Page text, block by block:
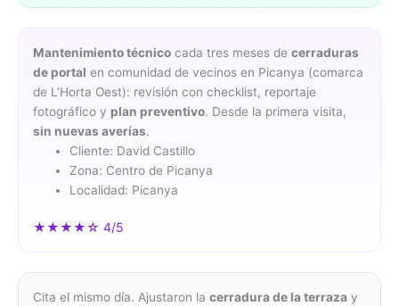
Mantenimiento técnico cada tres meses de cerraduras
de portal en comunidad de vecinos en Picanya (comarca
de L’Horta Oest): revisión con checklist, reportaje
fotográfico y plan preventivo. Desde la primera visita,
sin nuevas averías.
Cliente: David Castillo
Zona: Centro de Picanya
Localidad: Picanya
★★★★☆ 4/5
Cita el mismo día. Ajustaron la cerradura de la terraza y